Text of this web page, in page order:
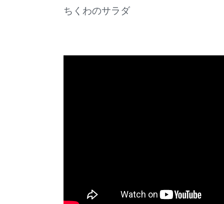
ちくわのサラダ